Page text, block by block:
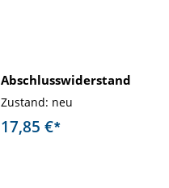
Abschlusswiderstand
Zustand: neu
17,85 €*